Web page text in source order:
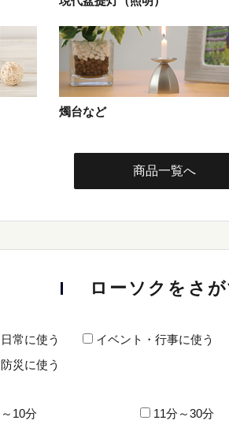
燭台など
商品一覧へ
ローソクをさ
日常に使う イベント・行事に使う
防災に使う
～10分 11分～30分